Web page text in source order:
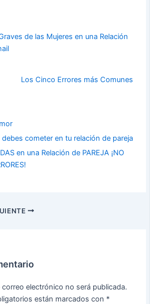
de las Mujeres en una Relación
Los Cinco Errores más Comunes
en una Relación de PAREJA ¡NO
electrónico no será publicada.
están marcados con *